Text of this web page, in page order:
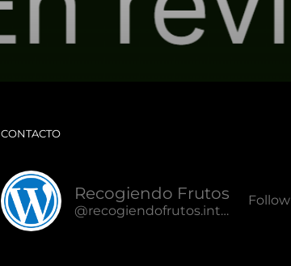
CONTACTO
Recogiendo Frutos
@recogiendofrutos.interlan.ec@recogiendofrutos.interlan.ec
Follow